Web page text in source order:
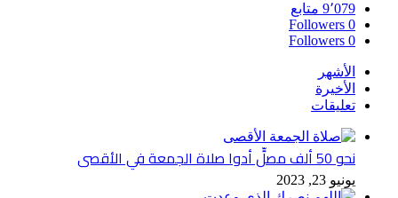
9٬079 متابع
0
Followers
0
Followers
الأشهر
الأخيرة
تعليقات
نحو 50 ألف مصلٍّ أدوا صلاة الجمعة في الأقصى
يونيو 23, 2023